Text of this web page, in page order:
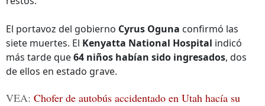
El portavoz del gobierno Cyrus Oguna confirmó las
siete muertes. El Kenyatta National Hospital indicó
más tarde que64 niños habían sido ingresados, dos
de ellos en estado grave.
VEA: Chofer de autobús accidentado en Utah hacía su